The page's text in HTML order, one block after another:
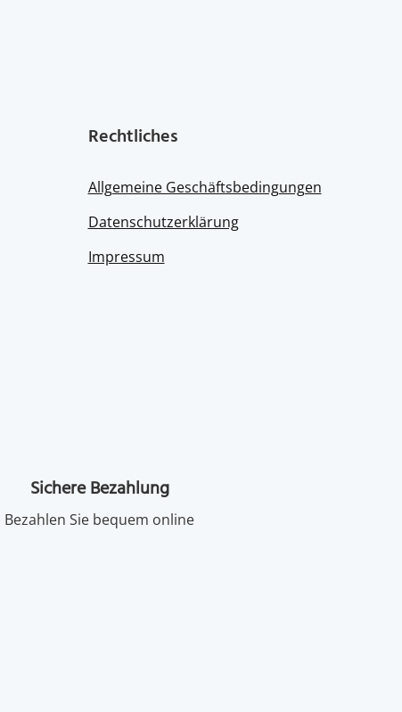
Rechtliches
Allgemeine Geschäftsbedingungen
Datenschutzerklärung
Impressum
Sichere Bezahlung
Bezahlen Sie bequem online